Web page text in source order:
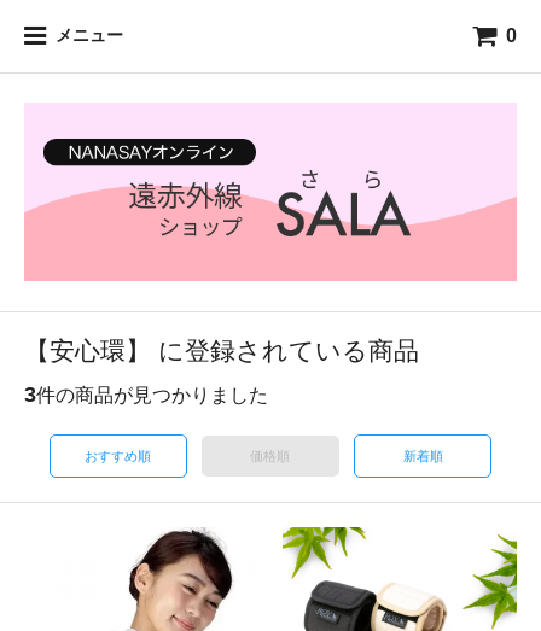
メニュー 0
【安心環】 に登録されている商品
3件の商品が見つかりました
おすすめ順 価格順 新着順